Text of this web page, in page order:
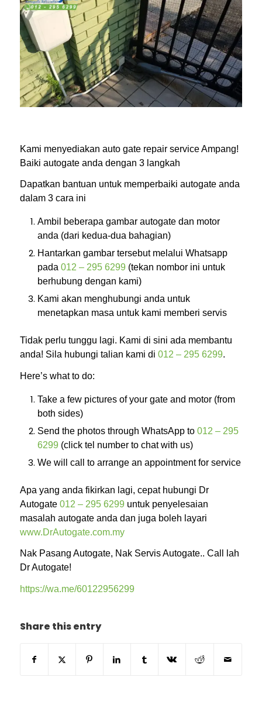
Kami menyediakan auto gate repair service Ampang!
Baiki autogate anda dengan 3 langkah
Dapatkan bantuan untuk memperbaiki autogate anda
dalam 3 cara ini
Ambil beberapa gambar autogate dan motor
anda (dari kedua-dua bahagian)
Hantarkan gambar tersebut melalui Whatsapp
pada 012 – 295 6299 (tekan nombor ini untuk
berhubung dengan kami)
Kami akan menghubungi anda untuk
menetapkan masa untuk kami memberi servis
Tidak perlu tunggu lagi. Kami di sini ada membantu
anda! Sila hubungi talian kami di 012 – 295 6299.
Here’s what to do:
Take a few pictures of your gate and motor (from
both sides)
Send the photos through WhatsApp to 012 – 295
6299 (click tel number to chat with us)
We will call to arrange an appointment for service
Apa yang anda fikirkan lagi, cepat hubungi Dr
Autogate 012 – 295 6299 untuk penyelesaian
masalah autogate anda dan juga boleh layari
www.DrAutogate.com.my
Nak Pasang Autogate, Nak Servis Autogate.. Call lah
Dr Autogate!
https://wa.me/60122956299
Share this entry